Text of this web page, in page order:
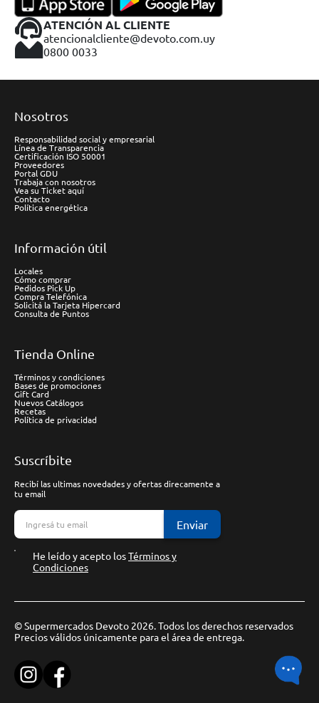
ATENCIÓN AL CLIENTE
atencionalcliente@devoto.com.uy
0800 0033
Nosotros
Responsabilidad social y empresarial
Línea de Transparencia
Certificación ISO 50001
Proveedores
Portal GDU
Trabaja con nosotros
Vea su Ticket aquí
Contacto
Política energética
Información útil
Locales
Cómo comprar
Pedidos Pick Up
Compra Telefónica
Solicitá la Tarjeta Hipercard
Consulta de Puntos
Tienda Online
Términos y condiciones
Bases de promociones
Gift Card
Nuevos Catálogos
Recetas
Política de privacidad
Suscríbite
Recibí las ultimas novedades y ofertas direcamente a
tu email
Enviar
He leído y acepto losTérminos y
Condiciones
© Supermercados Devoto 2026. Todos los derechos reservados
Precios válidos únicamente para el área de entrega.